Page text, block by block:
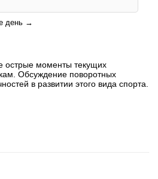
день →
острые моменты текущих
Обсуждение поворотных
в развитии этого вида спорта.